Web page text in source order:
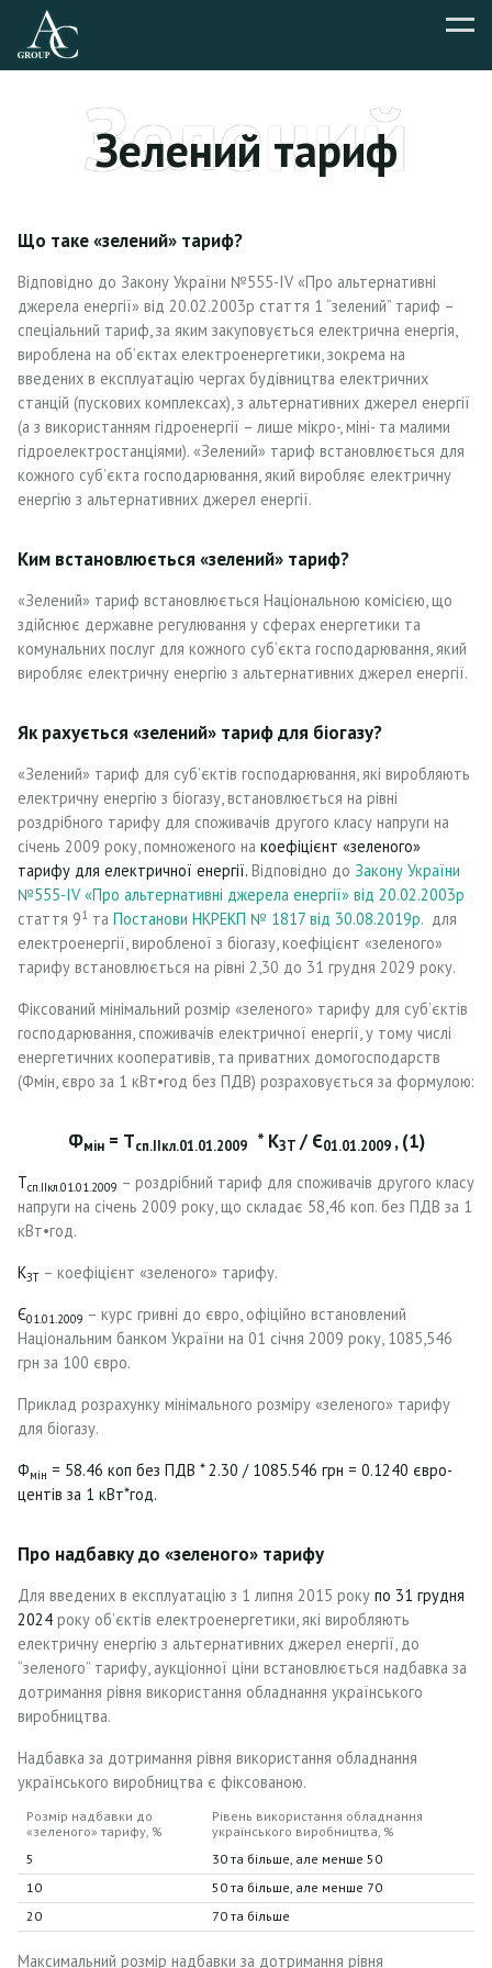
Зелений тариф
Зелений
тариф
Що таке «зелений» тариф?
Відповідно до Закону України №555-IV «Про альтернативні
джерела енергії» від 20.02.2003р стаття 1 “зелений” тариф –
спеціальний тариф, за яким закуповується електрична енергія,
вироблена на об’єктах електроенергетики, зокрема на
введених в експлуатацію чергах будівництва електричних
станцій (пускових комплексах), з альтернативних джерел енергії
(а з використанням гідроенергії – лише мікро-, міні- та малими
гідроелектростанціями). «Зелений» тариф встановлюється для
кожного суб’єкта господарювання, який виробляє електричну
енергію з альтернативних джерел енергії.
Ким встановлюється «зелений» тариф?
«Зелений» тариф встановлюється Національною комісією, що
здійснює державне регулювання у сферах енергетики та
комунальних послуг для кожного суб’єкта господарювання, який
виробляє електричну енергію з альтернативних джерел енергії.
Як рахується «зелений» тариф для біогазу?
«Зелений» тариф для суб’єктів господарювання, які виробляють
електричну енергію з біогазу, встановлюється на рівні
роздрібного тарифу для споживачів другого класу напруги на
січень 2009 року, помноженого на коефіцієнт «зеленого»
тарифу для електричної енергії. Відповідно до Закону України
№555-IV «Про альтернативні джерела енергії» від 20.02.2003р
стаття 91 та Постанови НКРЕКП № 1817 від 30.08.2019р. для
електроенергії, виробленої з біогазу, коефіцієнт «зеленого»
тарифу встановлюється на рівні 2,30 до 31 грудня 2029 року.
Фіксований мінімальний розмір «зеленого» тарифу для суб’єктів
господарювання, споживачів електричної енергії, у тому числі
енергетичних кооперативів, та приватних домогосподарств
(Фмін, євро за 1 кВт•год без ПДВ) розраховується за формулою:
Фмін= Тсп.IIкл.01.01.2009 * КЗТ/ Є01.01.2009 , (1)
Тсп.IIкл.01.01.2009 – роздрібний тариф для споживачів другого класу
напруги на січень 2009 року, що складає 58,46 коп. без ПДВ за 1
кВт•год.
КЗТ – коефіцієнт «зеленого» тарифу.
Є01.01.2009 – курс гривні до євро, офіційно встановлений
Національним банком України на 01 січня 2009 року, 1085,546
грн за 100 євро.
Приклад розрахунку мінімального розміру «зеленого» тарифу
для біогазу.
Фмін = 58.46 коп без ПДВ * 2.30 / 1085.546 грн = 0.1240 євро-
центів за 1 кВт*год.
Про надбавку до «зеленого» тарифу
Для введених в експлуатацію з 1 липня 2015 року по 31 грудня
2024 року об’єктів електроенергетики, які виробляють
електричну енергію з альтернативних джерел енергії, до
“зеленого” тарифу, аукціонної ціни встановлюється надбавка за
дотримання рівня використання обладнання українського
виробництва.
Надбавка за дотримання рівня використання обладнання
українського виробництва є фіксованою.
Розмір надбавки до
«зеленого» тарифу, %
Рівень використання обладнання
українського виробництва, %
5
30 та більше, але менше 50
10
50 та більше, але менше 70
20
70 та більше
Максимальний розмір надбавки за дотримання рівня